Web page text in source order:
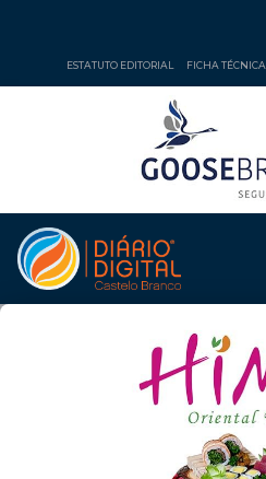
ESTATUTO EDITORIAL FICHA TÉCNICA
CULTURA